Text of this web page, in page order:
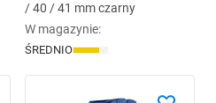
/ 40 / 41 mm czarny
W magazynie:
ŚREDNIO